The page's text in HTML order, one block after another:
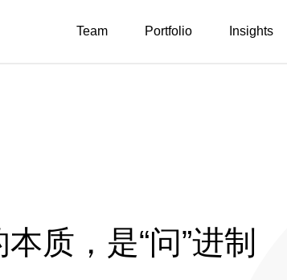
Team Portfolio Insights
质，是“问”进制